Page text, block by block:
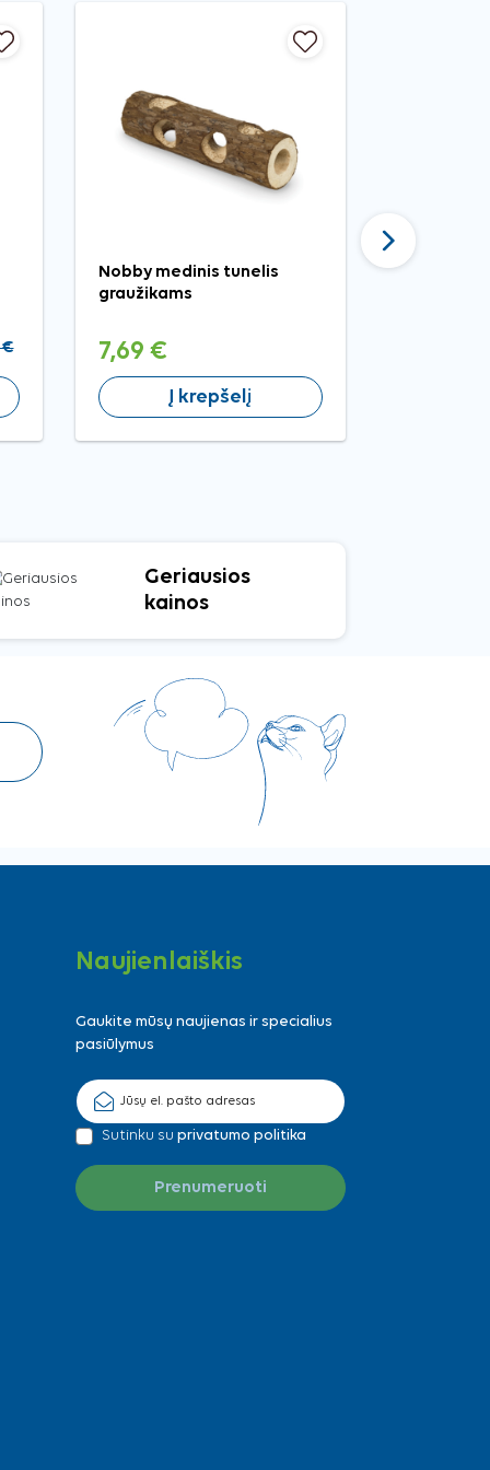
€
Nobby medinis tunelis
graužikams
7,69 €
Į krepšelį
Geriausios
kainos
Naujienlaiškis
Gaukite mūsų naujienas ir specialius
pasiūlymus
Sutinku su privatumo politika